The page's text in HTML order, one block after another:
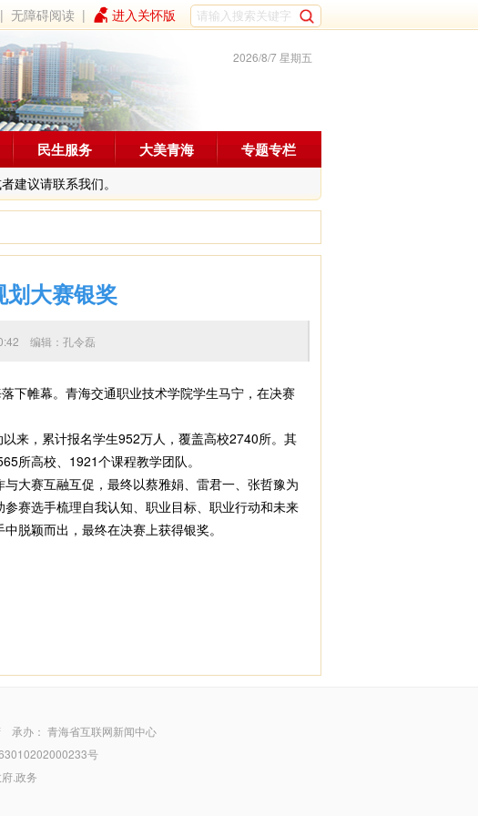
|无障碍阅读 | 进入关怀版
2026/8/7 星期五
建议请联系我们。
民生服务 大美青海 专题专栏
划大赛银奖
编辑：孔令磊
帷幕。青海交通职业技术学院学生马宁，在决赛
来，累计报名学生952万人，覆盖高校2740所。其
所高校、1921个课程教学团队。
大赛互融互促，最终以蔡雅娟、雷君一、张哲豫为
赛选手梳理自我认知、职业目标、职业行动和未来
脱颖而出，最终在决赛上获得银奖。
承办： 青海省互联网新闻中心
号
.政务